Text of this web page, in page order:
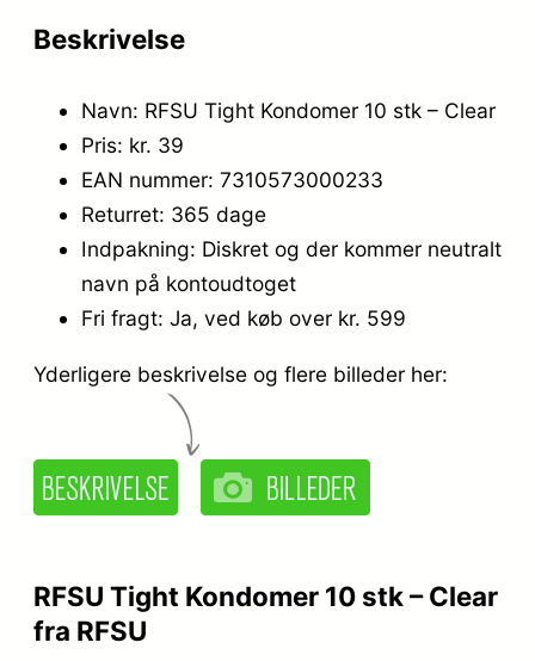
Beskrivelse
Navn: RFSU Tight Kondomer 10 stk – Clear
Pris: kr. 39
EAN nummer: 7310573000233
Returret: 365 dage
Indpakning: Diskret og der kommer neutralt
navn på kontoudtoget
Fri fragt: Ja, ved køb over kr. 599
Yderligere beskrivelse og flere billeder her:
RFSU Tight Kondomer 10 stk – Clear
fra RFSU